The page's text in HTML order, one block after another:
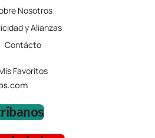
Nosotros
y Alianzas
Contácto
Favoritos